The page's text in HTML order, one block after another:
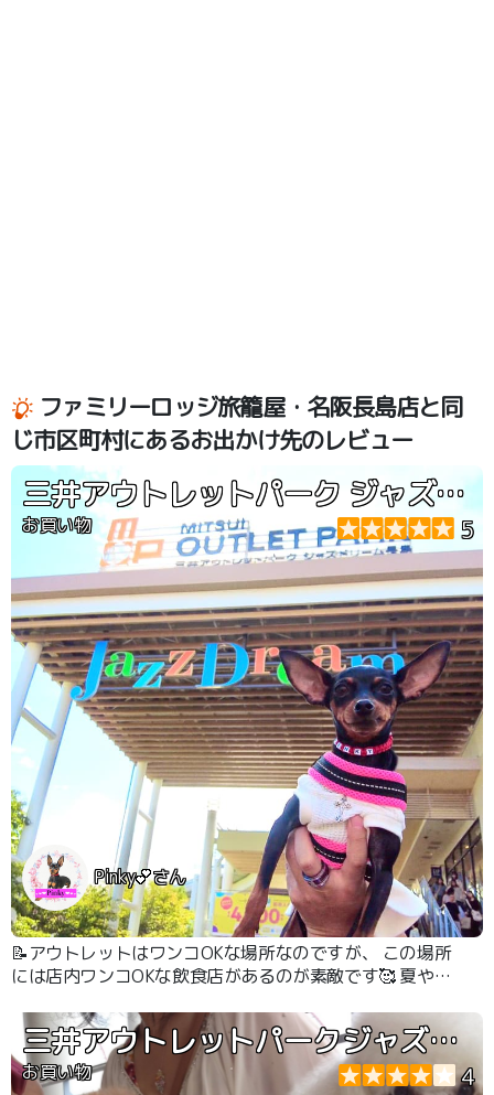
ファミリーロッジ旅籠屋・名阪長島店と同
じ市区町村にあるお出かけ先のレビュー
三井アウトレットパーク ジャズドリーム長島
お買い物 5
Pinky💕さん
📝アウトレットはワンコOKな場所なのですが、 この場所
には店内ワンコOKな飲食店があるのが素敵です🥰 夏や冬
三井アウトレットパークジャズドリーム長島
お買い物 4